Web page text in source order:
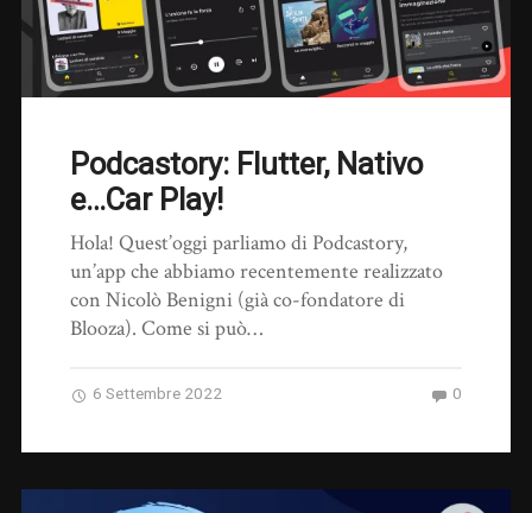
Podcastory: Flutter, Nativo
e…Car Play!
Hola! Quest’oggi parliamo di Podcastory,
un’app che abbiamo recentemente realizzato
con Nicolò Benigni (già co-fondatore di
Blooza). Come si può…
6 Settembre 2022 0